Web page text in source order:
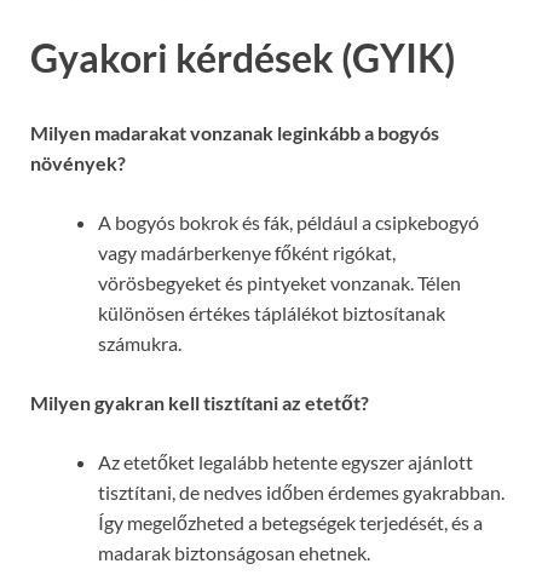
Gyakori kérdések (GYIK)
Milyen madarakat vonzanak leginkább a bogyós
növények?
A bogyós bokrok és fák, például a csipkebogyó
vagy madárberkenye főként rigókat,
vörösbegyeket és pintyeket vonzanak. Télen
különösen értékes táplálékot biztosítanak
számukra.
Milyen gyakran kell tisztítani az etetőt?
Az etetőket legalább hetente egyszer ajánlott
tisztítani, de nedves időben érdemes gyakrabban.
Így megelőzheted a betegségek terjedését, és a
madarak biztonságosan ehetnek.